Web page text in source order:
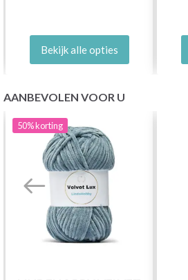
Bekijk alle opties
AANBEVOLEN VOOR U
50%korting